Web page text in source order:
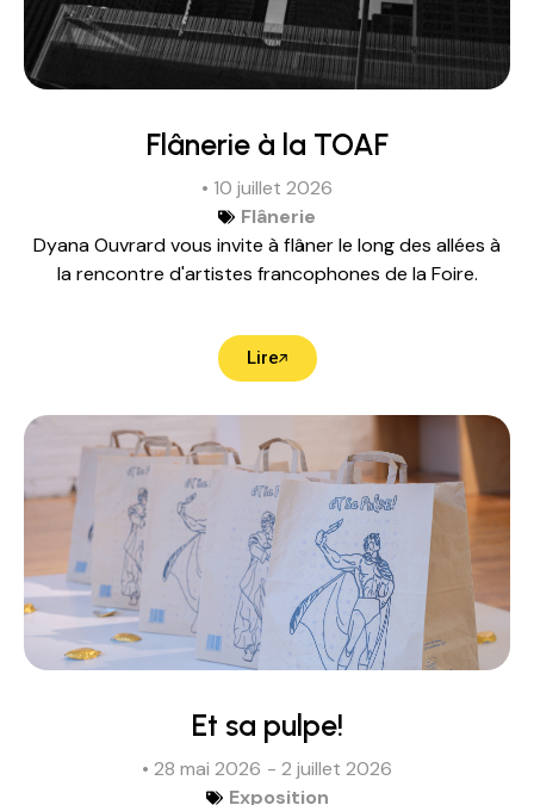
Flânerie à la TOAF
• 10 juillet 2026
Flânerie
Dyana Ouvrard vous invite à flâner le long des allées à
la rencontre d'artistes francophones de la Foire.
Lire
Et sa pulpe!
• 28 mai 2026 - 2 juillet 2026
Exposition